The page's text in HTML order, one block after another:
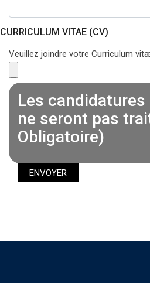
CURRICULUM VITAE (CV)
Veuillez joindre votre Curriculum
Les
ne seront pas
Obligatoire)